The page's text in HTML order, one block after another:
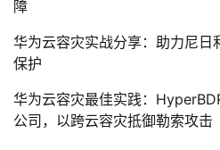
障
华为云容灾实战分享：助力尼日
保护
华为云容灾最佳实践：
公司，以跨云容灾抵御勒索攻击